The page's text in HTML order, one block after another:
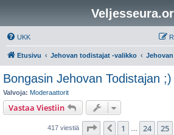
UKK
Etusivu Jehovan todistajat -valikko
Bongasin Jehovan Todistajan ;)
Valvoja: Moderaattorit
Vastaa Viestiin
417 viestiä Sivu 28/
Edellinen
1 24 25